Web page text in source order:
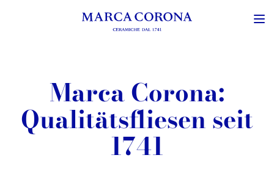
Marca Corona:
Qualitätsfliesen seit
1741